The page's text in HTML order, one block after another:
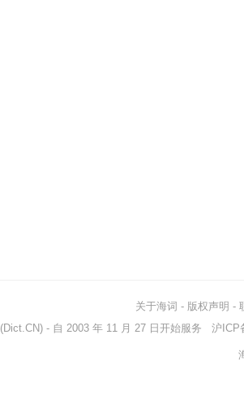
关于海词 - 版权声明 -
(Dict.CN) - 自 2003 年 11 月 27 日开始服务 沪ICP